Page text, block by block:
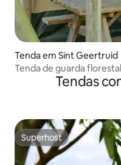
Tenda em Sint Geertruid
Tenda de guarda florestal
Tendas
Superhost
Superhost